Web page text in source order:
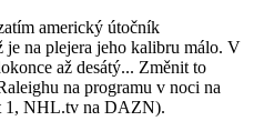
americký útočník
je na plejera jeho kalibru málo. V
až desátý... Změnit to
na programu v noci na
1, NHL.tv na DAZN).